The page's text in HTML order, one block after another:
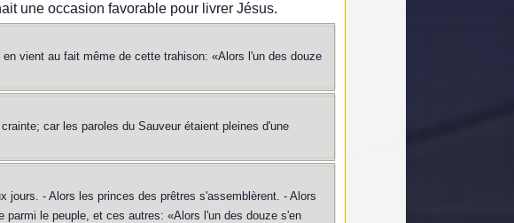
une occasion favorable pour livrer Jésus.
vient au fait même de cette trahison: «Alors l'un des douze
car les paroles du Sauveur étaient pleines d'une
jours. - Alors les princes des prêtres s'assemblèrent. - Alors
parmi le peuple, et ces autres: «Alors l'un des douze s'en